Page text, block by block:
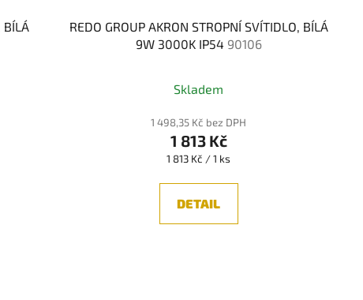
BÍLÁ
REDO GROUP AKRON STROPNÍ SVÍTIDLO, BÍLÁ
9W 3000K IP54 90106
Skladem
1 498,35 Kč bez DPH
1 813 Kč
Měrná
1 813 Kč / 1 ks
DETAIL